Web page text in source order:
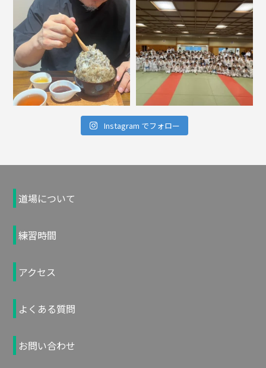
Instagram でフォロー
道場について
練習時間
アクセス
よくある質問
お問い合わせ